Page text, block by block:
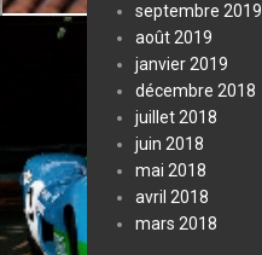
septembre 2019
août 2019
janvier 2019
décembre 2018
juillet 2018
juin 2018
mai 2018
avril 2018
mars 2018